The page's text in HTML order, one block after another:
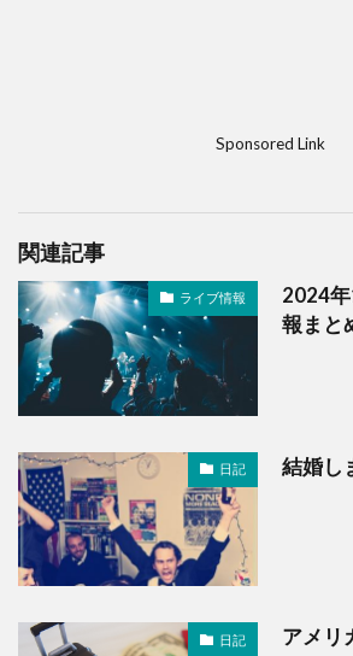
Sponsored Link
関連記事
ライブ情報
2024
報まと
日記 結婚し
日記 アメリ